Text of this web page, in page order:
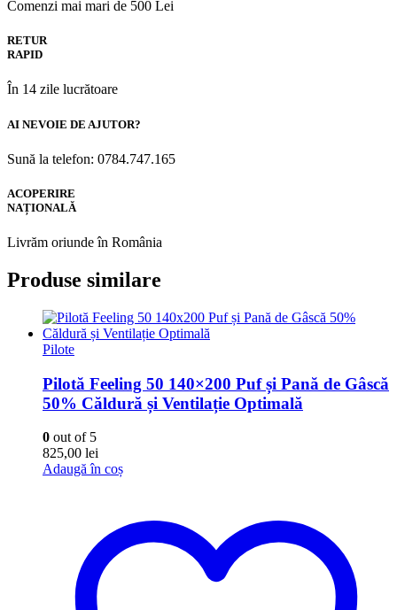
Comenzi mai mari de 500 Lei
RETUR
RAPID
În 14 zile lucrătoare
AI NEVOIE DE AJUTOR?
Sună la telefon: 0784.747.165
ACOPERIRE
NAȚIONALĂ
Livrăm oriunde în România
Produse similare
Pilote
Pilotă Feeling 50 140×200 Puf și Pană de Gâscă
50% Căldură și Ventilație Optimală
0 out of 5
825,00 lei
Adaugă în coș